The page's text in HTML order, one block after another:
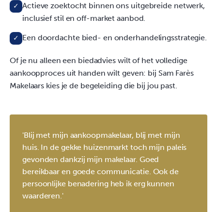
✓ Actieve zoektocht binnen ons uitgebreide netwerk,
inclusief stil en off-market aanbod.
✓ Een doordachte bied- en onderhandelingsstrategie.
Of je nu alleen een biedadvies wilt of het volledige
aankoopproces uit handen wilt geven: bij Sam Farès
Makelaars kies je de begeleiding die bij jou past.
'Blij met mijn aankoopmakelaar, blij met mijn
huis. In de gekke huizenmarkt toch mijn paleis
gevonden dankzij mijn makelaar. Goed
bereikbaar en goede communicatie. Ook de
persoonlijke benadering heb ik erg kunnen
waarderen.'